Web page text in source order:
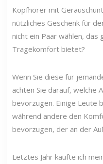
Kopfhörer mit
nützliches Geschenk für
nicht ein Paar wählen, das
Tragekomfort bietet?
Wenn Sie diese für
achten Sie darauf, welche
bevorzugen. Einige Leute
während andere den
bevorzugen, der an der
Letztes Jahr kaufte ich